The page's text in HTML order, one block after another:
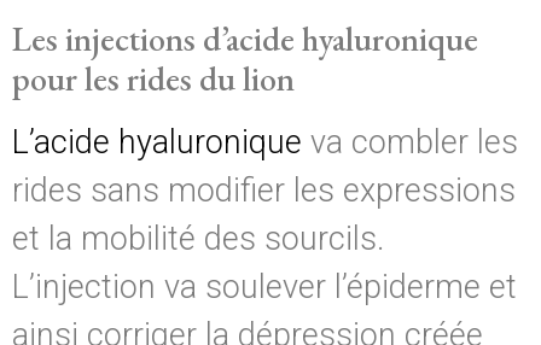
Les injections d’acide hyaluronique
pour les rides du lion
L’acide hyaluronique va combler les
rides sans modifier les expressions
et la mobilité des sourcils.
L’injection va soulever l’épiderme et
ainsi corriger la dépression créée